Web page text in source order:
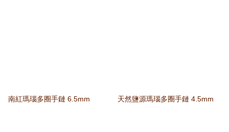
南紅瑪瑙多圈手鏈 6.5mm 天然鹽源瑪瑙多圈手鏈 4.5mm